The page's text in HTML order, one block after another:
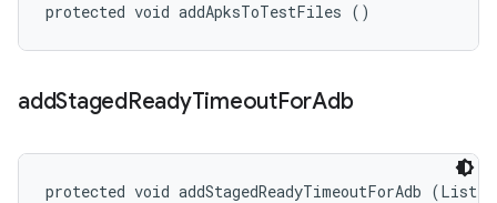
protected void addApksToTestFiles ()
addStagedReadyTimeoutForAdb
protected void addStagedReadyTimeoutForAdb